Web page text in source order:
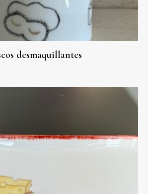
desmaquillantes